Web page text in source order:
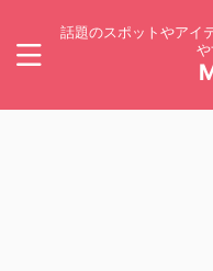
話題のスポットやアイ
や